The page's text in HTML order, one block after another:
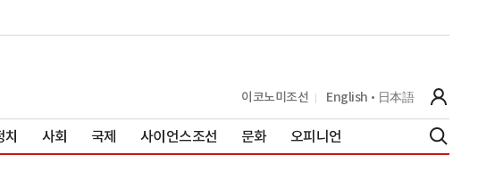
이코노미조선 English 日本語
치 사회 국제 사이언스조선 문화 오피니언